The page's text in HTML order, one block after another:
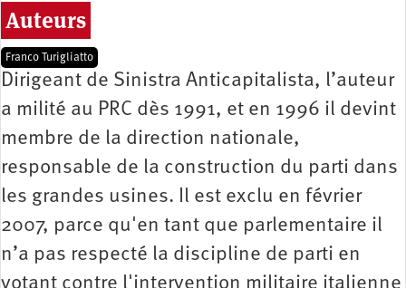
Auteurs
Franco Turigliatto
Dirigeant de Sinistra Anticapitalista, l’auteur
a milité au PRC dès 1991, et en 1996 il devint
membre de la direction nationale,
responsable de la construction du parti dans
les grandes usines. Il est exclu en février
2007, parce qu'en tant que parlementaire il
n’a pas respecté la discipline de parti en
votant contre l'intervention militaire italienne